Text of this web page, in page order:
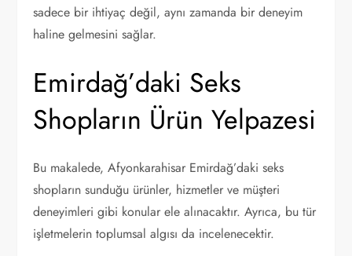
sadece bir ihtiyaç değil, aynı zamanda bir deneyim
haline gelmesini sağlar.
Emirdağ’daki Seks
Shopların Ürün Yelpazesi
Bu makalede, Afyonkarahisar Emirdağ’daki seks
shopların sunduğu ürünler, hizmetler ve müşteri
deneyimleri gibi konular ele alınacaktır. Ayrıca, bu tür
işletmelerin toplumsal algısı da incelenecektir.